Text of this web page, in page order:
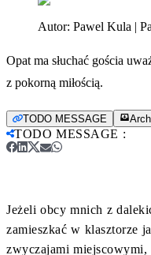
Autor: Pawel Kula |
Opat ma słuchać gościa
z pokorną miłością.
TODO MESSAGE
TODO MESSAGE :
Jeżeli obcy mnich z
zamieszkać w klasztorze
zwyczajami miejscowymi,